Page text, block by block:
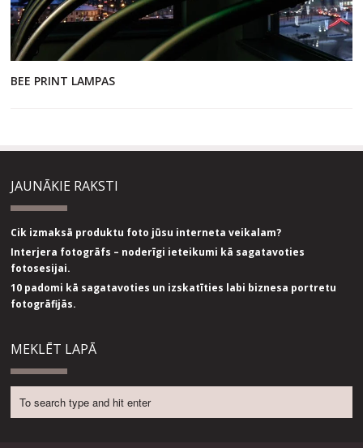
BEE PRINT LAMPAS
JAUNĀKIE RAKSTI
Cik izmaksā produktu foto jūsu interneta veikalam?
Interjera fotogrāfs – noderīgi ieteikumi kā sagatavoties
fotosesijai.
10 padomi kā sagatavoties un izskatīties labi biznesa portretu
fotogrāfijās.
MEKLĒT LAPĀ